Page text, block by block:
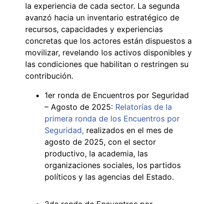
la experiencia de cada sector. La segunda
avanzó hacia un inventario estratégico de
recursos, capacidades y experiencias
concretas que los actores están dispuestos a
movilizar, revelando los activos disponibles y
las condiciones que habilitan o restringen su
contribución.
1er ronda de Encuentros por Seguridad
– Agosto de 2025: Relatorías de la
primera ronda de los Encuentros por
Seguridad, realizados en el mes de
agosto de 2025, con el sector
productivo, la academia, las
organizaciones sociales, los partidos
políticos y las agencias del Estado.